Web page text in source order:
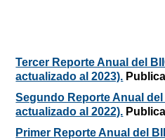
Tercer Reporte Anual del
actualizado al 2023).
Segundo Reporte Anual
actualizado al 2022).
Primer Reporte Anual del